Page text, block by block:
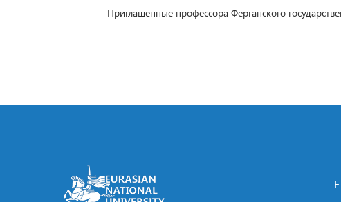
Приглашенные профессора Ферганского